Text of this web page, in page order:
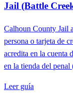
Jail (Battle
Calhoun County Jail
persona o tarjeta de
acredita en la cuenta
en la tienda del penal
Leer guía